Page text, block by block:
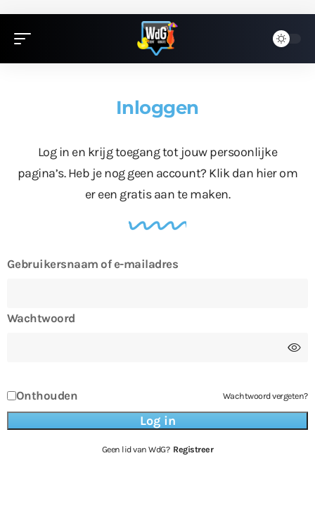
Inloggen
Log in en krijg toegang tot jouw persoonlijke
pagina’s. Heb je nog geen account? Klik dan hierom
er een gratis aan te maken.
Gebruikersnaam of e-mailadres
Wachtwoord
Onthouden Wachtwoord vergeten?
Geen lid van WdG? Registreer